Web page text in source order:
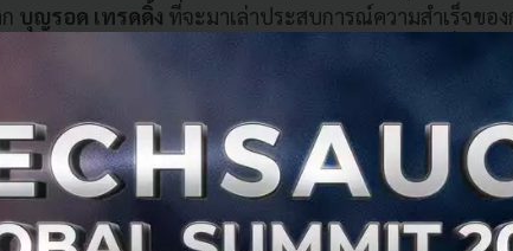
บุญรอด เทรดดิ้ง ที่จะมาเล่าประสบการณ์ความสำเร็จของ
ารถสร้างความเป็น Brand Royalty ให้กับผลิตภัณฑ์ที่ว่ากันว่
A Look at
าของเทคโนโลยี